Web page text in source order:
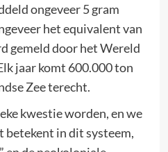
ongeveer 5 gram
het equivalent van
gemeld door het Wereld
jaar komt 600.000 ton
Zee terecht.
kwestie worden, en we
betekent in dit systeem,